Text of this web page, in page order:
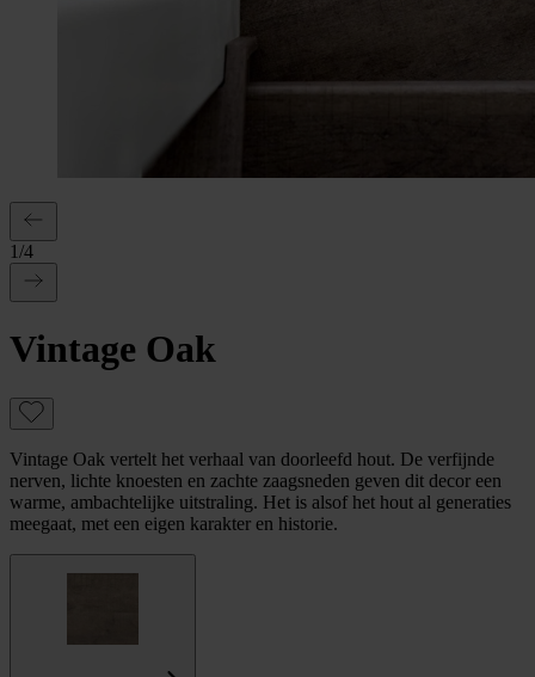
1/4
Vintage Oak
Vintage Oak vertelt het verhaal van doorleefd hout. De verfijnde
nerven, lichte knoesten en zachte zaagsneden geven dit decor een
warme, ambachtelijke uitstraling. Het is alsof het hout al generaties
meegaat, met een eigen karakter en historie.